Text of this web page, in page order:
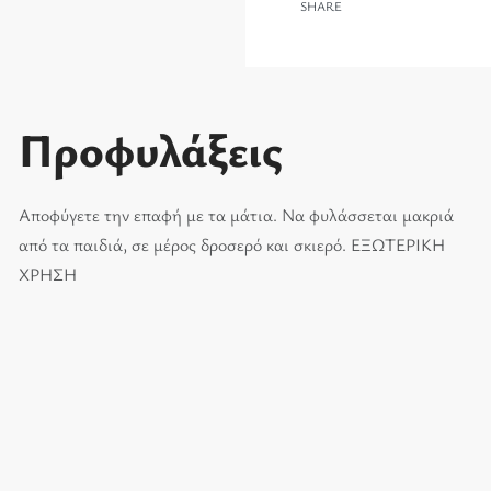
SHARE
Προφυλάξεις
Αποφύγετε την επαφή με τα μάτια. Να φυλάσσεται μακριά
από τα παιδιά, σε μέρος δροσερό και σκιερό. ΕΞΩΤΕΡΙΚΗ
ΧΡΗΣΗ